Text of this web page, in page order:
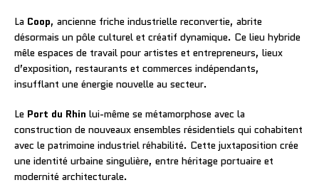
La Coop, ancienne friche industrielle reconvertie, abrite
désormais un pôle culturel et créatif dynamique. Ce lieu hybride
mêle espaces de travail pour artistes et entrepreneurs, lieux
d’exposition, restaurants et commerces indépendants,
insufflant une énergie nouvelle au secteur.
Le Port du Rhin lui-même se métamorphose avec la
construction de nouveaux ensembles résidentiels qui cohabitent
avec le patrimoine industriel réhabilité. Cette juxtaposition crée
une identité urbaine singulière, entre héritage portuaire et
modernité architecturale.